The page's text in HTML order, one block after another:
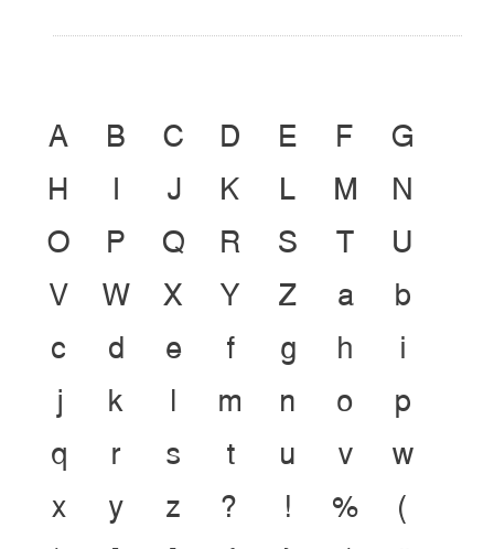
A B C D E F
G
H
I J K L M
N
O
P Q R S T
U
V W X Y Z a
b
c
d e f g h
i
j
k l m n o
p
q
r s t u v
w
x
y z ? ! %
(